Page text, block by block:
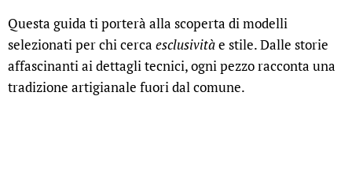
Questa guida ti porterà alla scoperta di modelli
selezionati per chi cerca esclusivitàe stile. Dalle storie
affascinanti ai dettagli tecnici, ogni pezzo racconta una
tradizione artigianale fuori dal comune.